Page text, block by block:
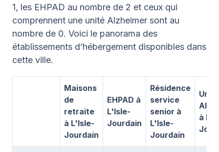
1, les EHPAD au nombre de 2 et ceux qui
comprennent une unité Alzheimer sont au
nombre de 0. Voici le panorama des
établissements d’hébergement disponibles dans
cette ville.
Maisons
de
retraite
à L'Isle-
Jourdain
EHPAD à
L'Isle-
Jourdain
Résidence
service
senior à
L'Isle-
Jourdain
Unité
à